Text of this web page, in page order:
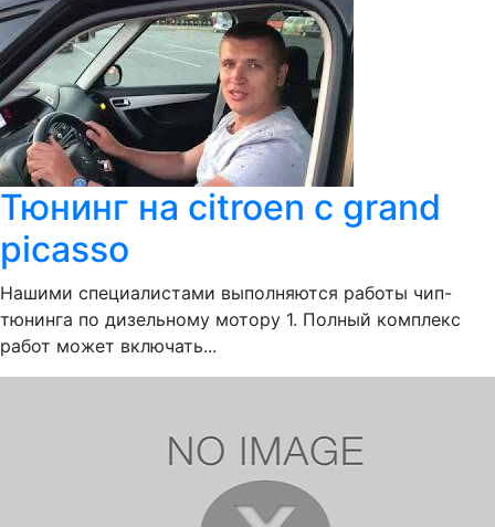
Тюнинг на citroen c grand
picasso
Нашими специалистами выполняются работы чип-
тюнинга по дизельному мотору 1. Полный комплекс
работ может включать...